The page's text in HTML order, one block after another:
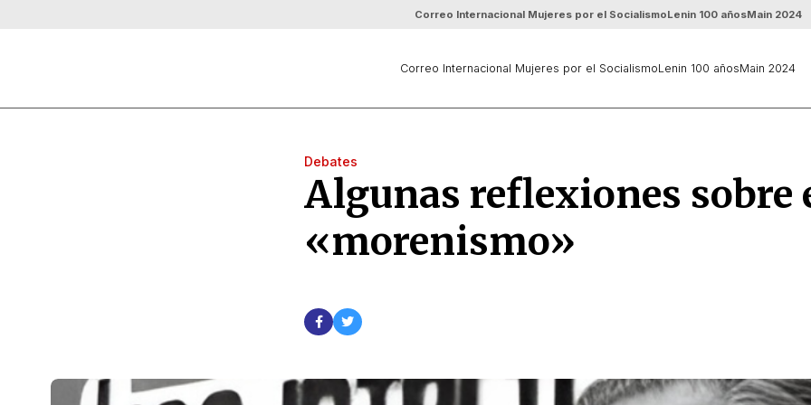
Correo Internacional Mujeres por el SocialismoLenin 100 añosMain 2024
Correo Internacional Mujeres por el SocialismoLenin 100 añosMain 2024
Debates
Algunas reflexiones sobre
«morenismo»